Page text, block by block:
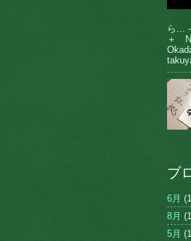
ら…
＋
ブ
6月
8月
5月